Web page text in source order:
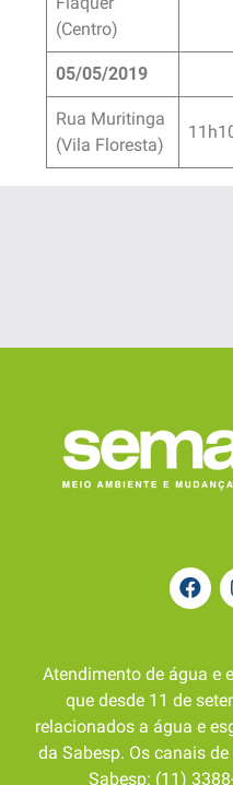
(Centro)
05/05/2019
Rua Muritinga
(Vila Floresta)
Atendimento de água e
que desde 11 de
relacionados a água e
da Sabesp. Os canais
Sabesp: (11)